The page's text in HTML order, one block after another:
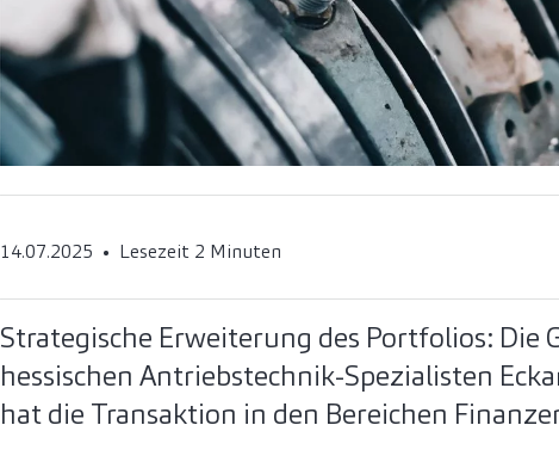
14.07.2025 Lesezeit 2 Minuten
Strategische Erweiterung des Portfolios: Die
hessischen Antriebstechnik-Spezialisten
hat die Transaktion in den Bereichen